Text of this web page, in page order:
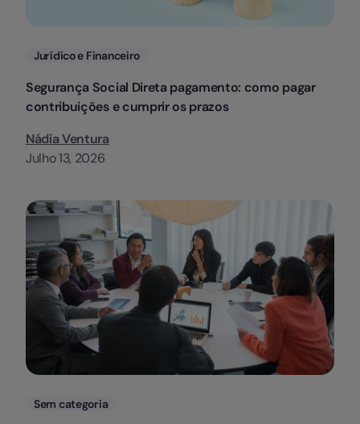
Categorias
Jurídico e Financeiro
Segurança Social Direta pagamento: como pagar
contribuições e cumprir os prazos
Nádia Ventura
Julho 13, 2026
Categorias
Sem categoria